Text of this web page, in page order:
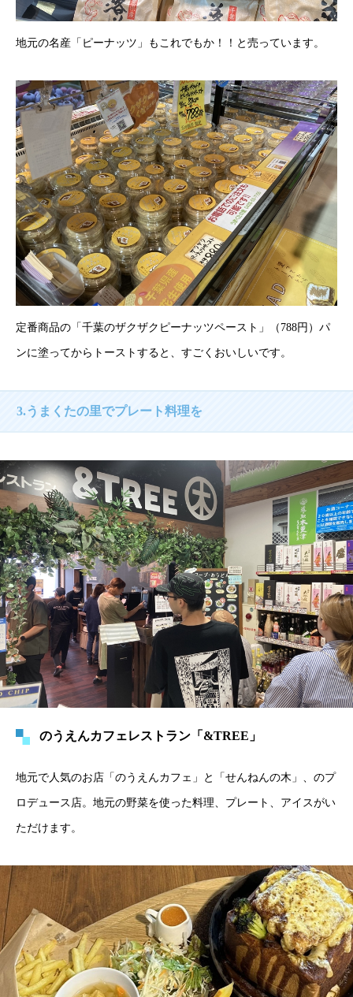
地元の名産「ピーナッツ」もこれでもか！！と売っています。
定番商品の「千葉のザクザクピーナッツペースト」（788円）パ
ンに塗ってからトーストすると、すごくおいしいです。
3.うまくたの里でプレート料理を
のうえんカフェレストラン「&TREE」
地元で人気のお店「のうえんカフェ」と「せんねんの木」、のプ
ロデュース店。地元の野菜を使った料理、プレート、アイスがい
ただけます。